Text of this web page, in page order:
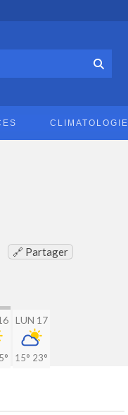
CLIMATOLOGIE
🔗 Partager
LUN 17
15° 23°